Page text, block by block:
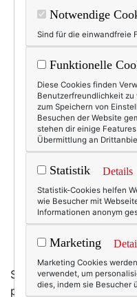
Safari anyone?Hier bei
passende Täschchen
Notwendige
Sind für die einwandfreie
Funktionelle
Diese Cookies finden
Benutzerfreundlichkeit zu
zum Speichern von
Besuchen der Website
stehen dir einige
Übermittlung an
Statistik Details
Statistik-Cookies helfen
wie Besucher mit
Informationen anonym
Marketing
Marketing Cookies
verwendet, um
dies, indem sie Besucher